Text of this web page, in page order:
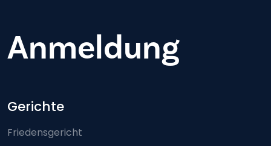
Anmeldung
Footer-menu
Gerichte
Friedensgericht